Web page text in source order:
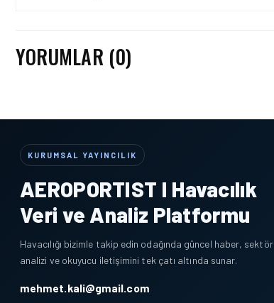
YORUMLAR (0)
KURUMSAL YAYINCILIK
AEROPORTIST I Havacılık
Veri ve Analiz Platformu
Havacılığı bizimle takip edin odağında güncel haber, sektör
analizi ve okuyucu iletişimini tek çatı altında sunar.
mehmet.kali@gmail.com